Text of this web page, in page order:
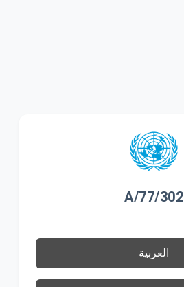
A/77/302
العربية